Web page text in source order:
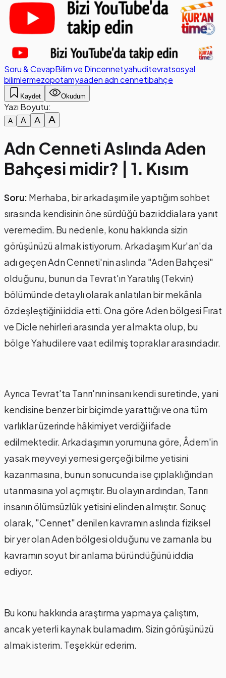
Soru & CevapBilim ve Dincennetyahuditevratsosyal
bilimlermezopotamyaadenadn cennetibahçe
Kaydet Okudum
Yazı Boyutu:
A A A A
Adn Cenneti Aslında Aden
Bahçesi midir? | 1. Kısım
Soru: Merhaba, bir arkadaşım ile yaptığım sohbet
sırasında kendisinin öne sürdüğü bazı iddialara yanıt
veremedim. Bu nedenle, konu hakkında sizin
görüşünüzü almak istiyorum. Arkadaşım Kur'an'da
adı geçen Adn Cenneti'nin aslında "Aden Bahçesi"
olduğunu, bunun da Tevrat'ın Yaratılış (Tekvin)
bölümünde detaylı olarak anlatılan bir mekânla
özdeşleştiğini iddia etti. Ona göre Aden bölgesi Fırat
ve Dicle nehirleri arasında yer almakta olup, bu
bölge Yahudilere vaat edilmiş topraklar arasındadır.
Ayrıca Tevrat'ta Tanrı'nın insanı kendi suretinde, yani
kendisine benzer bir biçimde yarattığı ve ona tüm
varlıklar üzerinde hâkimiyet verdiği ifade
edilmektedir. Arkadaşımın yorumuna göre, Âdem'in
yasak meyveyi yemesi gerçeği bilme yetisini
kazanmasına, bunun sonucunda ise çıplaklığından
utanmasına yol açmıştır. Bu olayın ardından, Tanrı
insanın ölümsüzlük yetisini elinden almıştır. Sonuç
olarak, "Cennet" denilen kavramın aslında fiziksel
bir yer olan Aden bölgesi olduğunu ve zamanla bu
kavramın soyut bir anlama büründüğünü iddia
ediyor.
Bu konu hakkında araştırma yapmaya çalıştım,
ancak yeterli kaynak bulamadım. Sizin görüşünüzü
almak isterim. Teşekkür ederim.